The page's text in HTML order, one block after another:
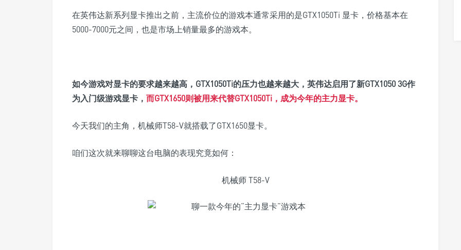
在英伟达新系列显卡推出之前，主流价位的游戏本通常采用的是GTX1050Ti 显卡，价格基本在
5000-7000元之间，也是市场上销量最多的游戏本。
如今游戏对显卡的要求越来越高，GTX1050Ti的压力也越来越大，英伟达启用了新GTX1050 3G作
为入门级游戏显卡， 而GTX1650则被用来代替GTX1050Ti，成为今年的主力显卡。
今天我们的主角，机械师T58-V就搭载了GTX1650显卡。
咱们这次就来聊聊这台电脑的表现究竟如何：
机械师 T58-V